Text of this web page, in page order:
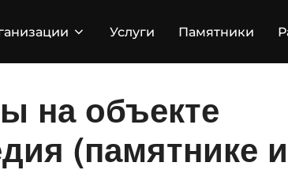
Услуги Памятники
на объекте
(памятнике